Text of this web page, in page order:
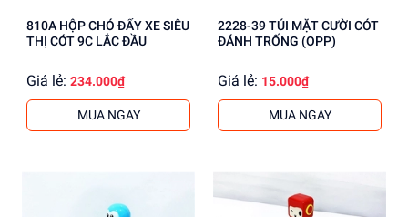
810A HỘP CHÓ ĐẨY XE SIÊU
THỊ CÓT 9C LẮC ĐẦU
Giá lẻ: 234.000₫
MUA NGAY
2228-39 TÚI MẶT CƯỜI CÓT
ĐÁNH TRỐNG (OPP)
Giá lẻ: 15.000₫
MUA NGAY